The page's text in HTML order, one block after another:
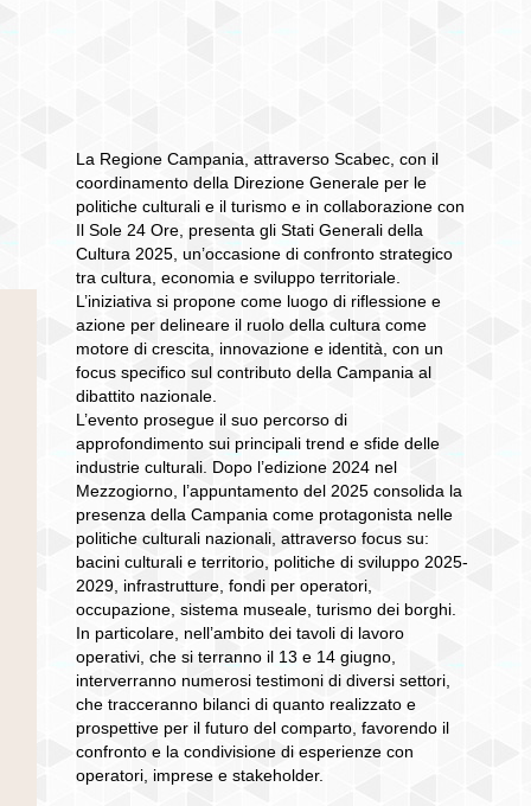
La Regione Campania , attraverso Scabec, con il
coordinamento della Direzione Generale per le
politiche culturali e il turismoe in collaborazione con
Il Sole 24 Ore, presenta gli Stati Generali della
Cultura 2025, un’occasione di confronto strategico
tra cultura, economia e sviluppo territoriale.
L’iniziativa si propone come luogo di riflessione e
azione per delineare il ruolo della cultura come
motore di crescita, innovazione e identità, con un
focus specifico sul contributo della Campania al
dibattito nazionale.
L’evento prosegue il suo percorso di
approfondimento sui principali trend e sfide delle
industrie culturali. Dopo l’edizione 2024 nel
Mezzogiorno, l’appuntamento del 2025 consolida la
presenza della Campania come protagonista nelle
politiche culturali nazionali, attraverso focus su:
bacini culturali e territorio, politiche di sviluppo 2025-
2029, infrastrutture, fondi per operatori,
occupazione, sistema museale, turismo dei borghi.
In particolare, nell’ambito dei tavoli di lavoro
operativi, che si terranno il 13 e 14 giugno,
interverranno numerosi testimoni di diversi settori,
che tracceranno bilanci di quanto realizzato e
prospettive per il futuro del comparto, favorendo il
confronto e la condivisione di esperienze con
operatori, imprese e stakeholder.